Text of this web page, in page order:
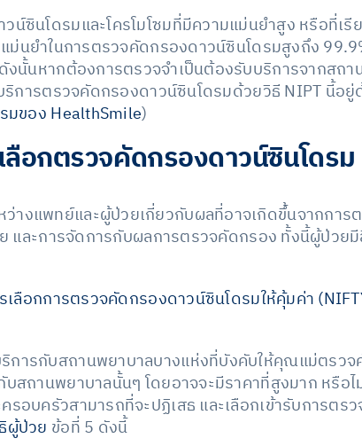
น์ซินโดรมและโครโมโซมที่มีความแม่นยำสูง หรือที่เ
ม่นยำในการตรวจคัดกรองดาวน์ซินโดรมสูงถึง
งนั้นหากต้องการตรวจจำเป็นต้องรับบริการจากสถ
ริการตรวจคัดกรองดาวน์ซินโดรมด้วยวิธี NIPT นี้อยู่
มของ HealthSmile)
ลือกตรวจคัดกรองดาวน์ซินโดรม
างแพทย์และผู้ป่วยเกี่ยวกับผลที่อาจเกิดขึ้นจากการ
ย และการจัดการกับผลการตรวจคัดกรอง ทั้งนี้ผู้ป่วย
เลือกการตรวจคัดกรองดาวน์ซินโดรมให้คุ้มค่า
ารกับสถานพยาบาลบางแห่งที่บังคับให้คุณแม่ตรว
สถานพยาบาลนั้นๆ โดยอาจจะมีราคาที่สูงมาก หรือไ
อบครัวสามารถที่จะปฏิเสธ และเลือกเข้ารับการต
ผู้ป่วย ข้อที่ 5 ดังนี้